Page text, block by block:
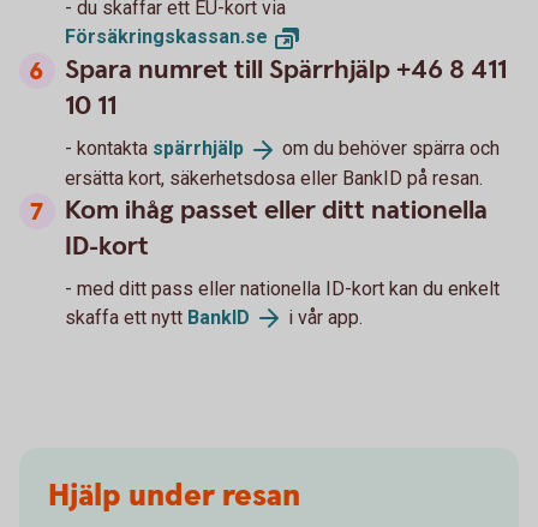
- du skaffar ett EU-kort via
Försäkringskassan.se
Spara numret till Spärrhjälp +46 8 411
10 11
- kontakta spärrhjälp
om du behöver spärra och
ersätta kort, säkerhetsdosa eller BankID på resan.
Kom ihåg passet eller ditt nationella
ID-kort
- med ditt pass eller nationella ID-kort kan du enkelt
skaffa ett nytt BankID i vår app.
Hjälp under resan